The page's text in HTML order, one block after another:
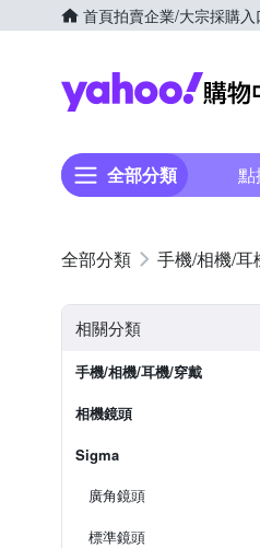
首頁拍賣企業/大宗採購入
全部分類 點
手機/相機/耳
相關分類
手機/相機/耳機/穿戴
相機鏡頭
Sigma
廣角鏡頭
標準鏡頭